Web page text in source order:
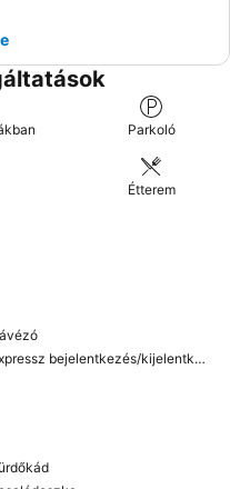
Parkoló
Étterem
Expressz bejelentkezés/kijelentkezés